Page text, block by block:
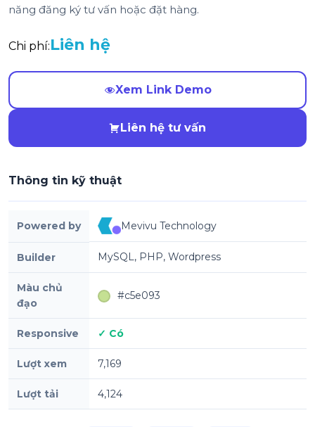
năng đăng ký tư vấn hoặc đặt hàng.
Chi phí:Liên hệ
Xem Link Demo
Liên hệ tư vấn
Thông tin kỹ thuật
Powered by Mevivu Technology
Builder MySQL, PHP, Wordpress
Màu chủ
đạo
#c5e093
Responsive ✓ Có
Lượt xem 7,169
Lượt tải 4,124